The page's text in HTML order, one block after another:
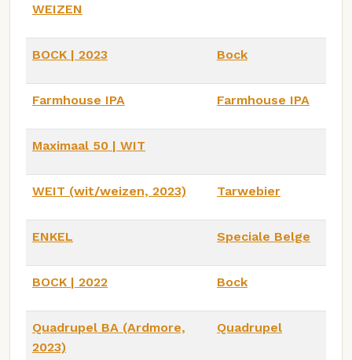
WEIZEN
BOCK | 2023 Bock
Farmhouse IPA Farmhouse IPA
Maximaal 50 | WIT
WEIT (wit/weizen, 2023) Tarwebier
ENKEL Speciale Belge
BOCK | 2022 Bock
Quadrupel BA (Ardmore,
2023)
Quadrupel